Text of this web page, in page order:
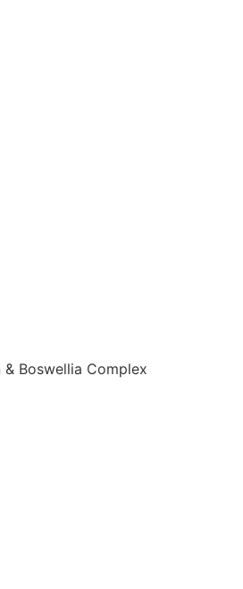
Boswellia Complex